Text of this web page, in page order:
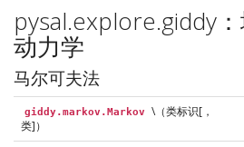
pysal.explore.giddy
动力学
马尔可夫法
giddy.markov.Markov
\（类标识[，
类]）